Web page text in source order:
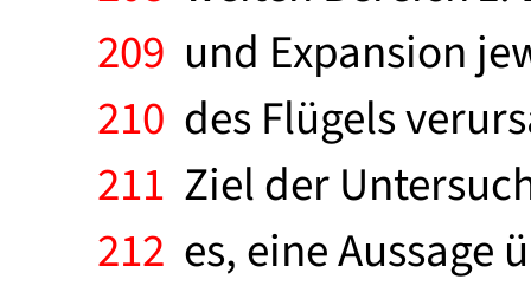
209 und Expansion
210 des Flügels
211 Ziel der
212 es, eine Aussage